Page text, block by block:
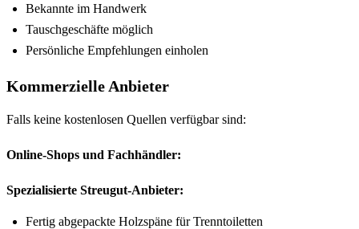
Bekannte im Handwerk
Tauschgeschäfte möglich
Persönliche Empfehlungen einholen
Kommerzielle Anbieter
Falls keine kostenlosen Quellen verfügbar sind:
Online-Shops und Fachhändler:
Spezialisierte Streugut-Anbieter:
Fertig abgepackte Holzspäne für Trenntoiletten